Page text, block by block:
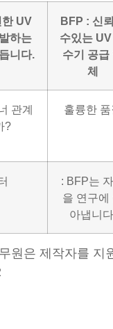
UV
하는
니다.
BFP : 신
수있는
수기 공급
체
관계
?
훌륭한 품
: BFP는
을 연구에
아냅니
원은 제작자를 지